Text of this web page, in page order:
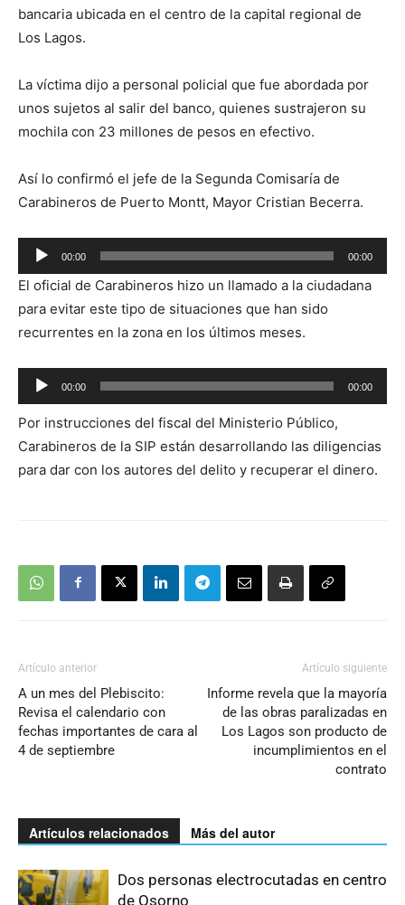
bancaria ubicada en el centro de la capital regional de
Los Lagos.
La víctima dijo a personal policial que fue abordada por
unos sujetos al salir del banco, quienes sustrajeron su
mochila con 23 millones de pesos en efectivo.
Así lo confirmó el jefe de la Segunda Comisaría de
Carabineros de Puerto Montt, Mayor Cristian Becerra.
Reproductor
de
audio
00:00 00:00
El oficial de Carabineros hizo un llamado a la ciudadana
para evitar este tipo de situaciones que han sido
recurrentes en la zona en los últimos meses.
Reproductor
de
audio
00:00 00:00
Por instrucciones del fiscal del Ministerio Público,
Carabineros de la SIP están desarrollando las diligencias
para dar con los autores del delito y recuperar el dinero.
Artículo anterior
A un mes del Plebiscito:
Revisa el calendario con
fechas importantes de cara al
4 de septiembre
Artículo siguiente
Informe revela que la mayoría
de las obras paralizadas en
Los Lagos son producto de
incumplimientos en el
contrato
Artículos relacionados Más del autor
Dos personas electrocutadas en centro
de Osorno